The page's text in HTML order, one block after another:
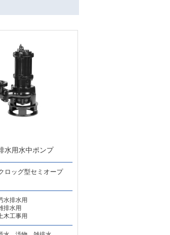
水用水中ポンプ
ロッグ型セミオープ
水排水用
排水用
木工事用